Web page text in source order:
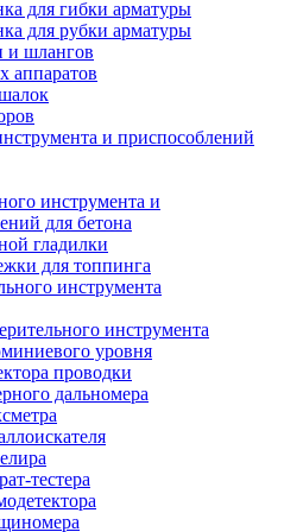
для гибки арматуры
для рубки арматуры
и шлангов
аппаратов
и приспособлений
инструмента и
для бетона
гладилки
для топпинга
инструмента
инструмента
уровня
проводки
дальномера
тестера